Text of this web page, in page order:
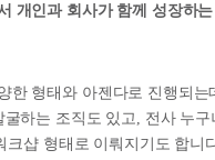
개인과 회사가 함께 성장하는
한 형태와 아젠다로 진행되는
하는 조직도 있고, 전사 누구
크샵 형태로 이뤄지기도 합니